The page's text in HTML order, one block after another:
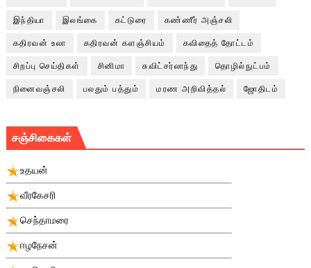
இந்தியா இலங்கை கட்டுரை கண்ணீர் அஞ்சலி
கதிரவன் உலா கதிரவன் களஞ்சியம் கவிதைத் தோட்டம்
சிறப்பு செய்திகள் சினிமா சுவிட்சர்லாந்து தொழில்நுட்பம்
நினைவஞ்சலி பலதும் பத்தும் மரண அறிவித்தல் ஜோதிடம்
சஞ்சிகைகள்
உதயன்
வீரகேசரி
செந்தாமரை
ஈழநேசன்